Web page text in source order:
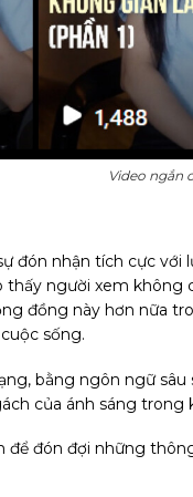
Video ngắn
đón nhận tích cực
người xem
đồng này hơn nữa
sống.
bằng ngôn ngữ
của ánh sáng trong
đón đợi những